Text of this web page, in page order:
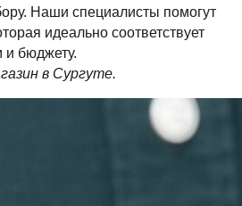
Наши специалисты помогут
идеально соответствует
и бюджету.
в Сургуте.
М.С.
на https://proservice.one